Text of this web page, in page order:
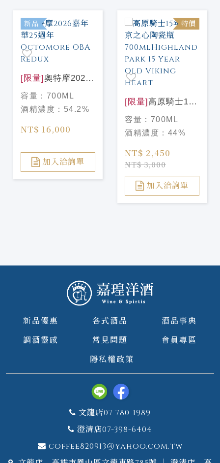
新品
[限量] 奧特摩2026
嘉年華25週年
Octomore OBA
Redux
容量： 700ML
酒精濃度： 54.2%
NT$ 16,000
加入洽詢單
特價
[限量] 高原騎士15
年 維京之心陶瓷瓶
700mlHighland
Park 15 Year Old
Viking Heart
容量： 700ML
酒精濃度： 44%
NT$ 2,450
NT$ 3,000
加入洽詢單
新品優惠 各式酒品
酒品事典
調酒靈感
常見問題
會員專區
隱私權政策
文龍店07-780-1989
澄清店07-398-6404
coffee820913@yahoo.com.tw